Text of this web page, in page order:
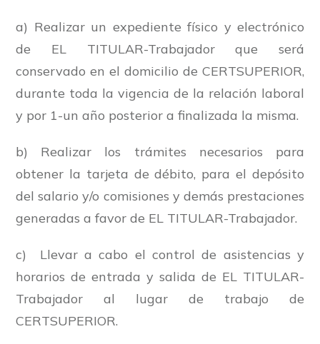
a) Realizar un expediente físico y electrónico
de EL TITULAR-Trabajador que será
conservado en el domicilio de CERTSUPERIOR,
durante toda la vigencia de la relación laboral
y por 1-un año posterior a finalizada la misma.
b) Realizar los trámites necesarios para
obtener la tarjeta de débito, para el depósito
del salario y/o comisiones y demás prestaciones
generadas a favor de EL TITULAR-Trabajador.
c) Llevar a cabo el control de asistencias y
horarios de entrada y salida de EL TITULAR-
Trabajador al lugar de trabajo de
CERTSUPERIOR.